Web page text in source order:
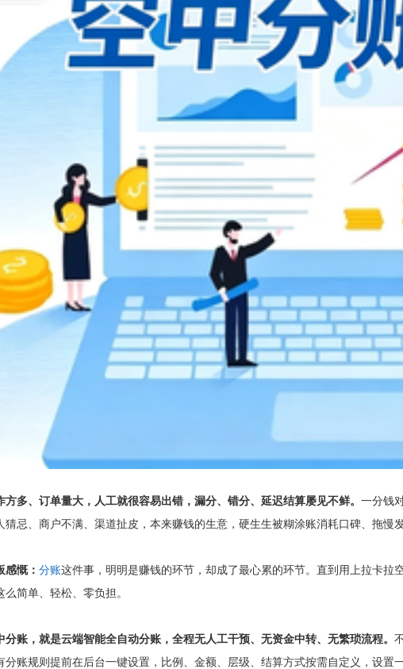
方多、订单量大，人工就很容易出错，漏分、错分、延迟结算屡见不鲜。 一分钱
猜忌、商户不满、渠道扯皮，本来赚钱的生意，硬生生被糊涂账消耗口碑、拖慢发
感慨： 分账这件事，明明是赚钱的环节，却成了最心累的环节。直到用上拉卡
简单、轻松、零负担。
分账，就是云端智能全自动分账，全程无人工干预、无资金中转、无繁琐流程。
分账规则提前在后台一键设置，比例、金额、层级、结算方式按需自定义，设置